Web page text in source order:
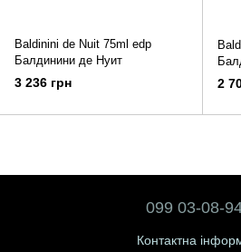
Baldinini de Nuit 75ml edp
Балдинини де Нуит
3 236 грн 2
099 03-08-
Контактна